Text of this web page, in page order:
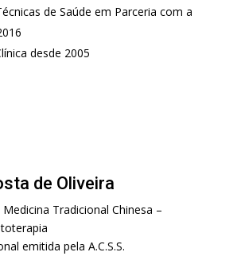
de Saúde em Parceria com a
desde 2005
de Oliveira
Tradicional Chinesa –
emitida pela A.C.S.S.